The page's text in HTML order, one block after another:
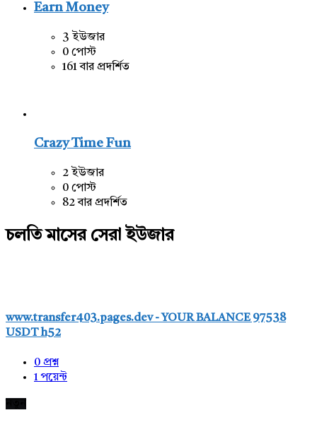
Earn Money
3 ইউজার
0 পোস্ট
161 বার প্রদর্শিত
Crazy Time Fun
2 ইউজার
0 পোস্ট
82 বার প্রদর্শিত
চলতি মাসের সেরা ইউজার
www.transfer403.pages.dev - YOUR BALANCE 97538
USDT h52
0 প্রশ্ন
1পয়েন্ট